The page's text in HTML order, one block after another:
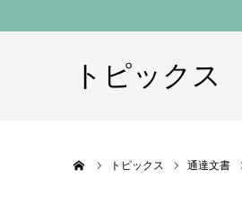
トピックス
トピックス 通達文書